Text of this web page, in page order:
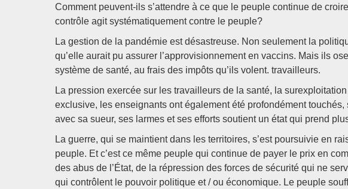
Comment peuvent-ils s’attendre à ce que le peuple continue de
contrôle agit systématiquement contre le peuple?
La gestion de la pandémie est désastreuse. Non seulement la
qu’elle aurait pu assurer l’approvisionnement en vaccins. Mais ils
système de santé, au frais des impôts qu’ils volent. travailleurs.
La pression exercée sur les travailleurs de la santé, la
exclusive, les enseignants ont également été profondément
avec sa sueur, ses larmes et ses efforts soutient un état qui prend
La guerre, qui se maintient dans les territoires, s’est poursuivie en
peuple. Et c’est ce même peuple qui continue de payer le prix en
des abus de l’État, de la répression des forces de sécurité qui ne
qui contrôlent le pouvoir politique et / ou économique. Le peuple